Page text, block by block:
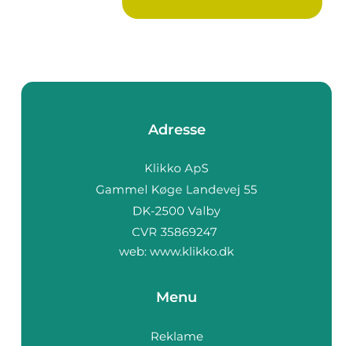
Adresse
web: www.klikko.dk
Menu
Reklame